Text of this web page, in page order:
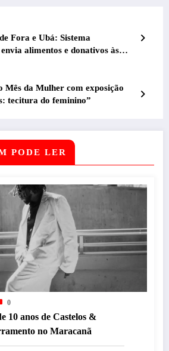
Fora e Ubá: Sistema
alimentos e donativos às
Mês da Mulher com exposição
tecitura do feminino”
PODE LER
0
10 anos de Castelos &
no Maracanã